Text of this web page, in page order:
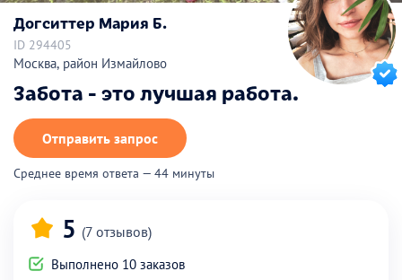
Догситтер Мария Б.
ID 294405
Москва, район Измайлово
Забота - это лучшая работа.
Отправить запрос
Среднее время ответа — 44 минуты
5 (7 отзывов)
Выполнено 10 заказов